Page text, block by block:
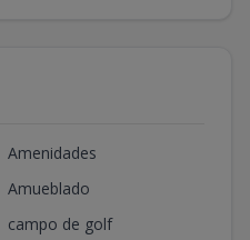
Amenidades
Amueblado
campo de golf